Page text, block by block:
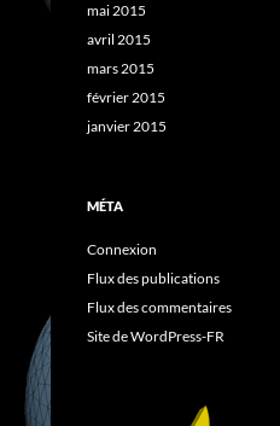
mai 2015
avril 2015
mars 2015
février 2015
janvier 2015
MÉTA
Connexion
Flux des publications
Flux des commentaires
Site de WordPress-FR